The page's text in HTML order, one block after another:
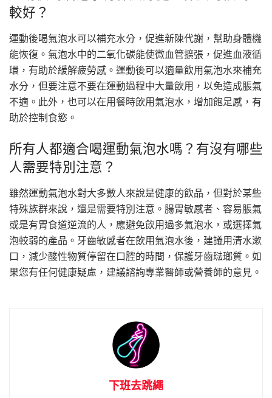
較好？
運動後喝氣泡水可以補充水分，促進新陳代謝，幫助身體機
能恢復。氣泡水中的二氧化碳能使微血管擴張，促進血液循
環，有助於緩解疲勞感。運動後可以適量飲用氣泡水來補充
水分，但要注意不要在運動過程中大量飲用，以免造成脹氣
不適。此外，也可以在用餐時飲用氣泡水，增加飽足感，有
助於控制食慾。
所有人都適合喝運動氣泡水嗎？有沒有哪些
人需要特別注意？
雖然運動氣泡水對大多數人來說是健康的飲品，但對於某些
特殊族群來說，還是需要特別注意。腸胃敏感者、容易脹氣
或是有胃食道逆流的人，應避免飲用過多氣泡水，或選擇氣
泡較弱的產品。牙齒敏感者在飲用氣泡水後，建議用清水漱
口，減少酸性物質停留在口腔的時間，保護牙齒琺瑯質。如
果您有任何健康疑慮，建議諮詢專業醫師或營養師的意見。
下班去跳繩